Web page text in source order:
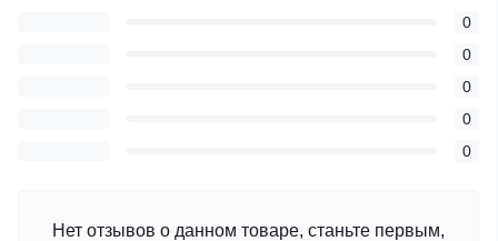
0
0
0
0
0
Нет отзывов о данном товаре, станьте первым,